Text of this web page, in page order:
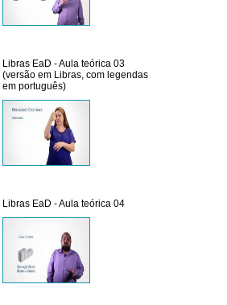
Libras EaD - Aula teórica 03
(versão em Libras, com legendas
em português)
Libras EaD - Aula teórica 04